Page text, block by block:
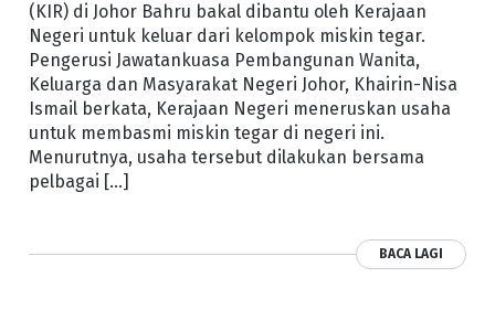
(KIR) di Johor Bahru bakal dibantu oleh Kerajaan
Negeri untuk keluar dari kelompok miskin tegar.
Pengerusi Jawatankuasa Pembangunan Wanita,
Keluarga dan Masyarakat Negeri Johor, Khairin-Nisa
Ismail berkata, Kerajaan Negeri meneruskan usaha
untuk membasmi miskin tegar di negeri ini.
Menurutnya, usaha tersebut dilakukan bersama
pelbagai […]
BACA LAGI